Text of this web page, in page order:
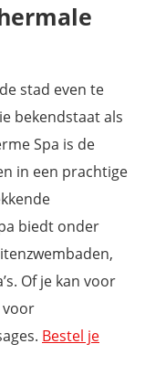
stad even te
bekendstaat als
Spa is de
in een prachtige
biedt onder
Of je kan voor
voor
Bestel je